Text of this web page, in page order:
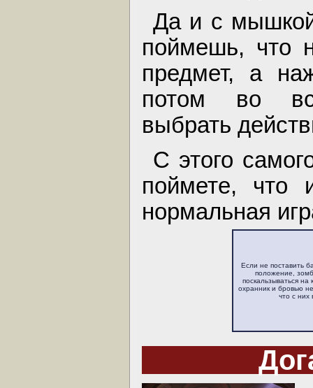
Да и с мышкой
поймешь, что
предмет, а
потом во
выбрать
С этого
поймете, что
нормальная
Если не поставить
положение,
поскальзываться
охранник и бровью
что с них